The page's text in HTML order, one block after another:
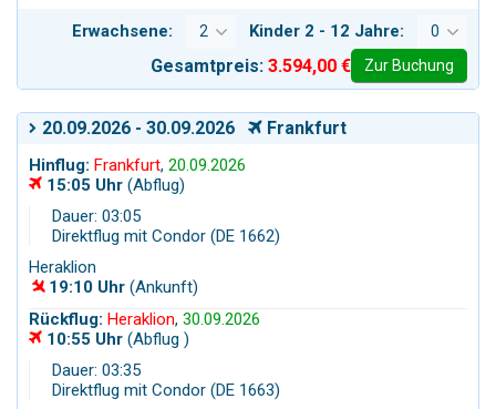
Erwachsene: Kinder 2 - 12 Jahre:
Gesamtpreis: 3.594,00 € Zur Buchung
20.09.2026 - 30.09.2026 Frankfurt
Hinflug: Frankfurt, 20.09.2026
15:05 Uhr (Abflug)
Dauer: 03:05
Direktflug mit Condor (DE 1662)
Heraklion
19:10 Uhr (Ankunft)
Rückflug: Heraklion, 30.09.2026
10:55 Uhr (Abflug )
Dauer: 03:35
Direktflug mit Condor (DE 1663)